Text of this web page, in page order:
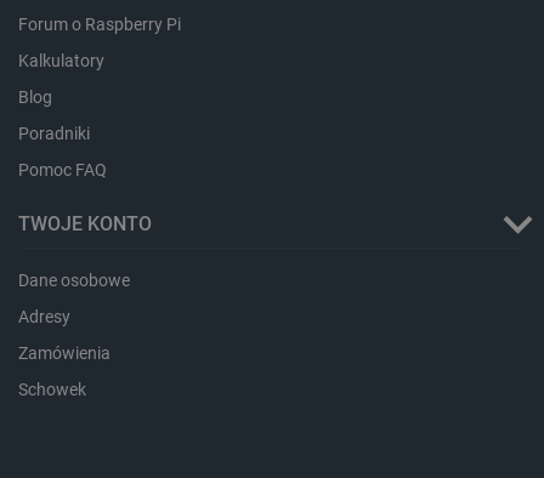
Forum o Raspberry Pi
Kalkulatory
Blog
Poradniki
Pomoc FAQ
TWOJE KONTO
Dane osobowe
Adresy
Zamówienia
Schowek